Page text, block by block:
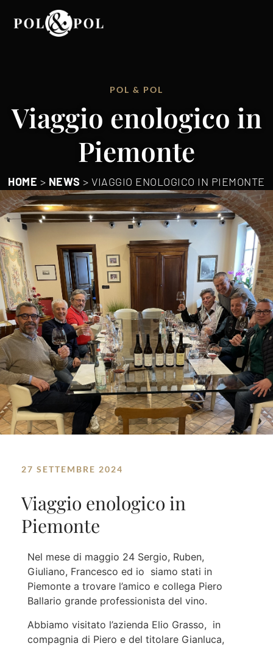
POL & POL
Viaggio enologico in
Piemonte
HOME > NEWS >VIAGGIO ENOLOGICO IN PIEMONTE
27 SETTEMBRE 2024
Viaggio enologico in
Piemonte
Nel mese di maggio 24 Sergio, Ruben,
Giuliano, Francesco ed io siamo stati in
Piemonte a trovare l’amico e collega Piero
Ballario grande professionista del vino.
Abbiamo visitato l’azienda Elio Grasso, in
compagnia di Piero e del titolare Gianluca,